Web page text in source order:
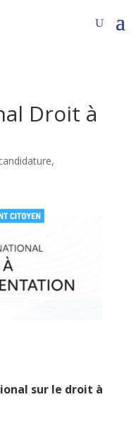
Droit à
,
sur le droit à